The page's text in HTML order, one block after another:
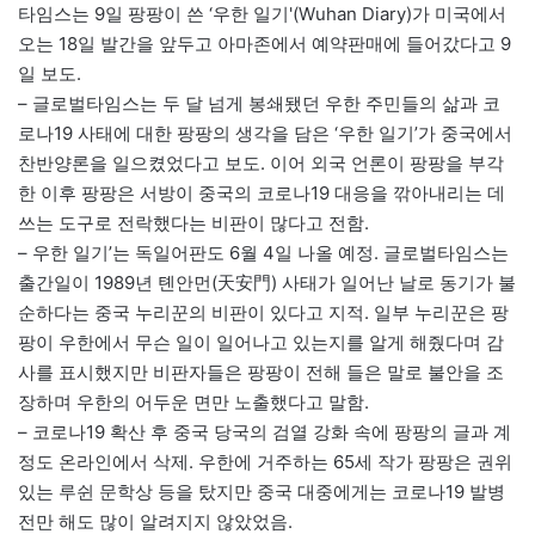
타임스는 9일 팡팡이 쓴 ‘우한 일기'(Wuhan Diary)가 미국에서
오는 18일 발간을 앞두고 아마존에서 예약판매에 들어갔다고 9
일 보도.
– 글로벌타임스는 두 달 넘게 봉쇄됐던 우한 주민들의 삶과 코
로나19 사태에 대한 팡팡의 생각을 담은 ‘우한 일기’가 중국에서
찬반양론을 일으켰었다고 보도. 이어 외국 언론이 팡팡을 부각
한 이후 팡팡은 서방이 중국의 코로나19 대응을 깎아내리는 데
쓰는 도구로 전락했다는 비판이 많다고 전함.
– 우한 일기’는 독일어판도 6월 4일 나올 예정. 글로벌타임스는
출간일이 1989년 톈안먼(天安門) 사태가 일어난 날로 동기가 불
순하다는 중국 누리꾼의 비판이 있다고 지적. 일부 누리꾼은 팡
팡이 우한에서 무슨 일이 일어나고 있는지를 알게 해줬다며 감
사를 표시했지만 비판자들은 팡팡이 전해 들은 말로 불안을 조
장하며 우한의 어두운 면만 노출했다고 말함.
– 코로나19 확산 후 중국 당국의 검열 강화 속에 팡팡의 글과 계
정도 온라인에서 삭제. 우한에 거주하는 65세 작가 팡팡은 권위
있는 루쉰 문학상 등을 탔지만 중국 대중에게는 코로나19 발병
전만 해도 많이 알려지지 않았었음.